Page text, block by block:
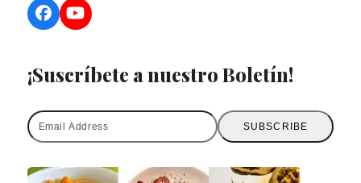
Facebook
YouTube
¡Suscríbete a nuestro Boletín!
Email
Address
SUBSCRIBE